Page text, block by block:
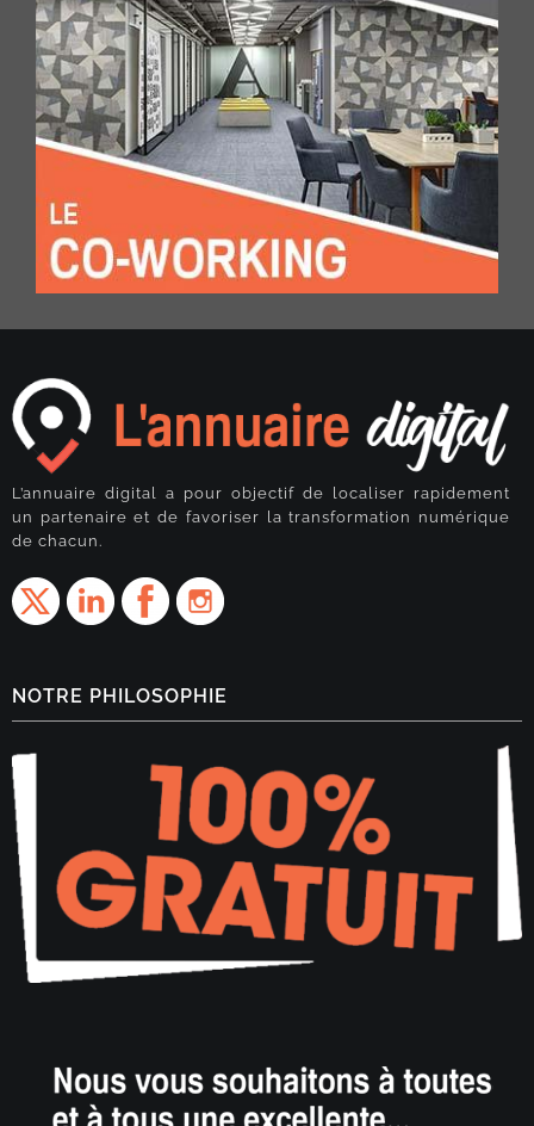
L’annuaire digital a pour objectif de localiser rapidement
un partenaire et de favoriser la transformation numérique
de chacun.
NOTRE PHILOSOPHIE